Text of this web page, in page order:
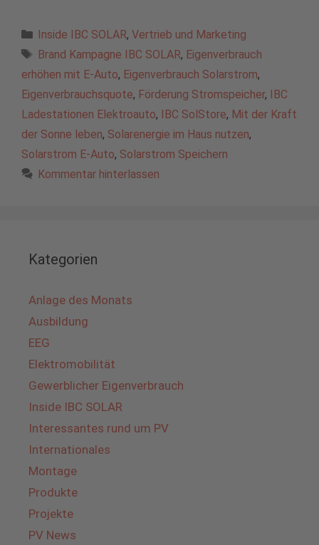
Kategorien
Inside IBC SOLAR, Vertrieb und Marketing
Schlagwörter
Brand Kampagne IBC SOLAR, Eigenverbrauch
erhöhen mit E-Auto, Eigenverbrauch Solarstrom,
Eigenverbrauchsquote, Förderung Stromspeicher,
IBC
Ladestationen Elektroauto, IBC SolStore, Mit der Kraft
der Sonne leben, Solarenergie im Haus nutzen,
Solarstrom E-Auto, Solarstrom Speichern
Kommentar hinterlassen
Kategorien
Anlage des Monats
Ausbildung
EEG
Elektromobilität
Gewerblicher Eigenverbrauch
Inside IBC SOLAR
Interessantes rund um PV
Internationales
Montage
Produkte
Projekte
PV News